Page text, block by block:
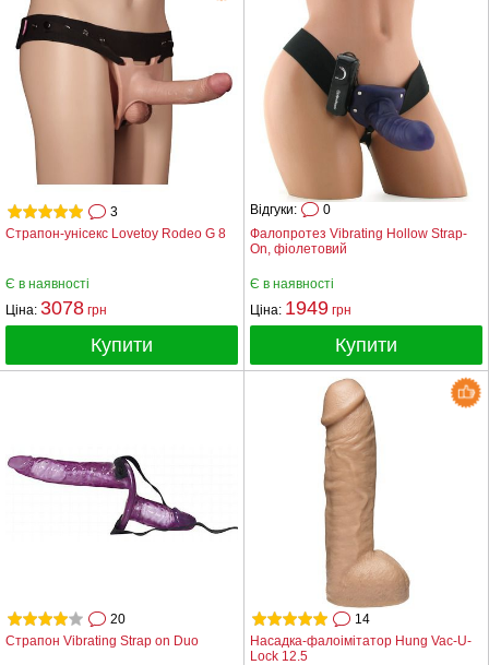
Страпон-унісекс Lovetoy Rodeo G 8
3
Є в наявності
Ціна: 3078 грн
Купити
Фалопротез Vibrating Hollow Strap-
On, фіолетовий
Відгуки: 0
Є в наявності
Ціна: 1949 грн
Купити
Страпон Vibrating Strap on Duo
20
Насадка-фалоімітатор Hung Vac-U-
Lock 12.5
14